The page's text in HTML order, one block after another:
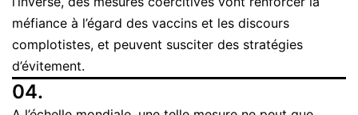
méfiance à l’égard des vaccins et les discours
complotistes, et peuvent susciter des stratégies
d’évitement.
04.